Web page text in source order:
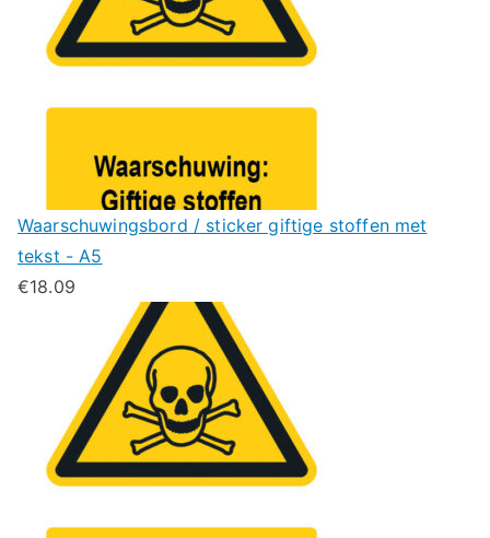
Waarschuwingsbord / sticker giftige stoffen met
tekst - A5
€18.09